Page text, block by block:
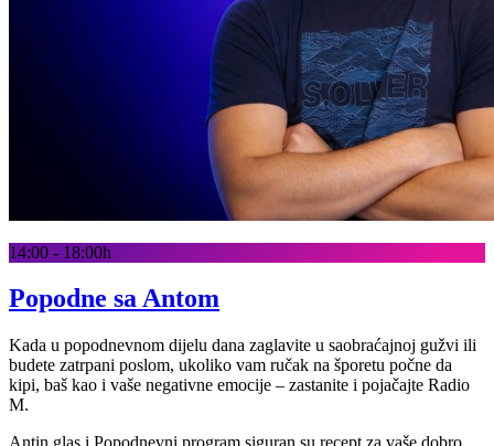
14:00 - 18:00h
Popodne sa Antom
Kada u popodnevnom dijelu dana zaglavite u saobraćajnoj gužvi ili
budete zatrpani poslom, ukoliko vam ručak na šporetu počne da
kipi, baš kao i vaše negativne emocije – zastanite i pojačajte Radio
M.